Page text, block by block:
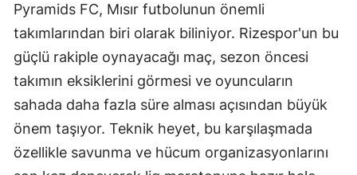
Pyramids FC, Mısır futbolunun önemli
takımlarından biri olarak biliniyor. Rizespor'un bu
güçlü rakiple oynayacağı maç, sezon öncesi
takımın eksiklerini görmesi ve oyuncuların
sahada daha fazla süre alması açısından büyük
önem taşıyor. Teknik heyet, bu karşılaşmada
özellikle savunma ve hücum organizasyonlarını